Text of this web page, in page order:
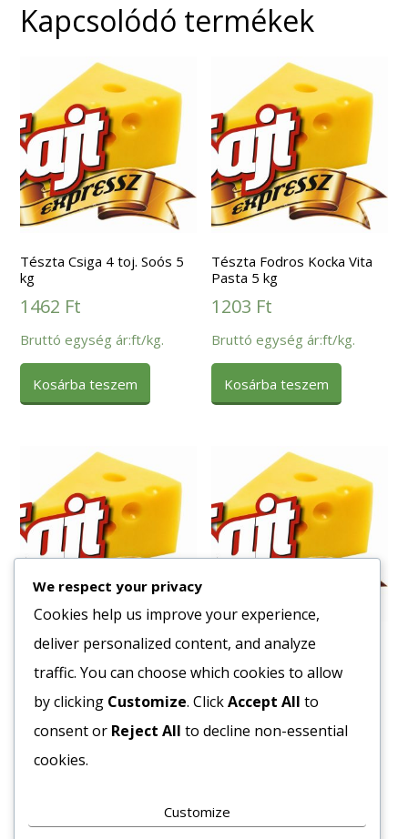
Kapcsolódó termékek
Tészta Csiga 4 toj. Soós 5
kg
1462 Ft
Bruttó egység ár:ft/kg.
Kosárba teszem
Tészta Fodros Kocka Vita
Pasta 5 kg
1203 Ft
Bruttó egység ár:ft/kg.
Kosárba teszem
Tészta Bucatini (Makaróni)
Olasz 500gr. 36db/#
791Ft
Bruttó egység ár:ft/db.
Tészta Spagetti Vita Pasta
öml.3X5kg/#
1203Ft
Bruttó egység ár:ft/kg.
We respect your privacy
Cookies help us improve your experience,
deliver personalized content, and analyze
traffic. You can choose which cookies to allow
by clicking Customize. ClickAccept All to
consent or Reject All to decline non-essential
cookies.
Customize